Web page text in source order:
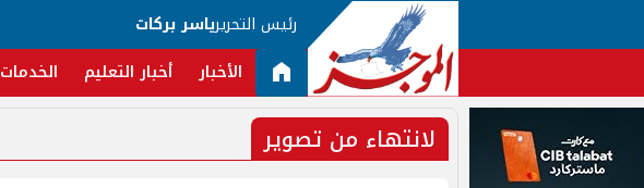
رئيس التحريرياسر بركات
الأخبار أخبار التعليم الخدمات
لانتهاء من تصوير